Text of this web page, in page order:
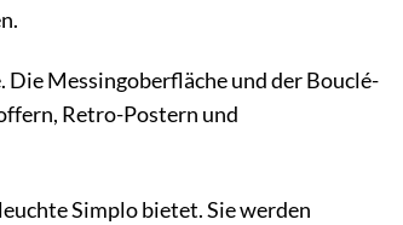
Messingoberfläche und der Bouclé-
Retro-Postern und
Simplo bietet. Sie werden